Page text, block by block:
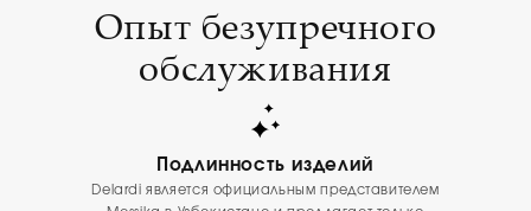
Опыт безупречного
обслуживания
Подлинность изделий
Delardi является официальным представителем